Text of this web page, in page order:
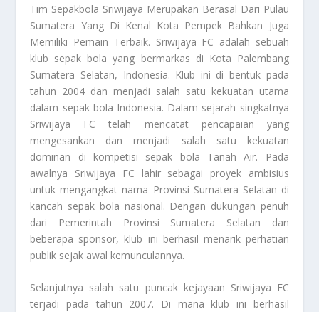
Tim Sepakbola Sriwijaya Merupakan Berasal Dari Pulau
Sumatera Yang Di Kenal Kota Pempek Bahkan Juga
Memiliki Pemain Terbaik. Sriwijaya FC adalah sebuah
klub sepak bola yang bermarkas di Kota Palembang
Sumatera Selatan, Indonesia. Klub ini di bentuk pada
tahun 2004 dan menjadi salah satu kekuatan utama
dalam sepak bola Indonesia. Dalam sejarah singkatnya
Sriwijaya FC telah mencatat pencapaian yang
mengesankan dan menjadi salah satu kekuatan
dominan di kompetisi sepak bola Tanah Air. Pada
awalnya Sriwijaya FC lahir sebagai proyek ambisius
untuk mengangkat nama Provinsi Sumatera Selatan di
kancah sepak bola nasional. Dengan dukungan penuh
dari Pemerintah Provinsi Sumatera Selatan dan
beberapa sponsor, klub ini berhasil menarik perhatian
publik sejak awal kemunculannya.
Selanjutnya salah satu puncak kejayaan Sriwijaya FC
terjadi pada tahun 2007. Di mana klub ini berhasil